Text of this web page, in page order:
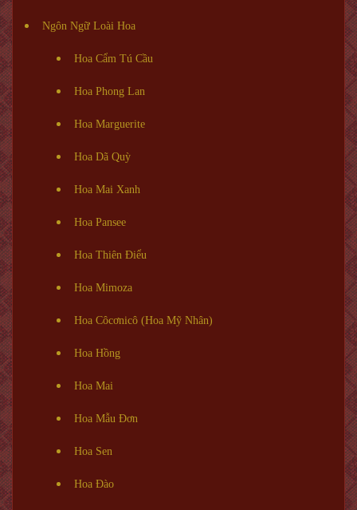
Ngôn Ngữ Loài Hoa
Hoa Cẩm Tú Cầu
Hoa Phong Lan
Hoa Marguerite
Hoa Dã Quỳ
Hoa Mai Xanh
Hoa Pansee
Hoa Thiên Điểu
Hoa Mimoza
Hoa Côcơnicô (Hoa Mỹ Nhân)
Hoa Hồng
Hoa Mai
Hoa Mẫu Đơn
Hoa Sen
Hoa Đào